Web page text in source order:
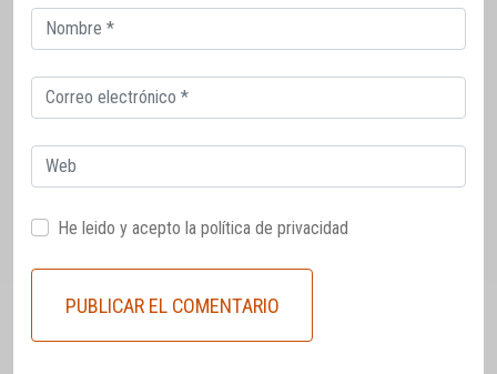
Correo
electrónico
Correo
electrónico
Web
He leido y acepto la política de privacidad